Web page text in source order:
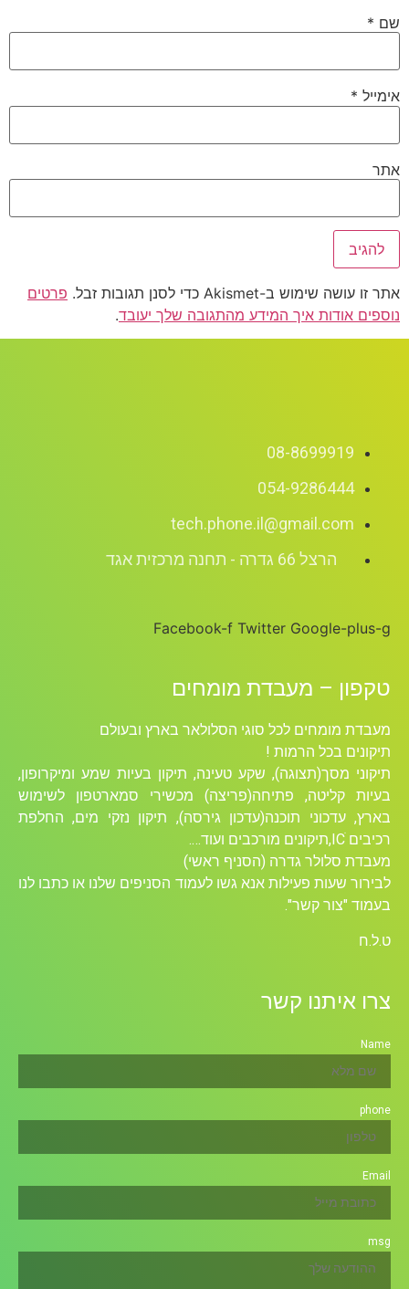
שם *
אימייל *
אתר
אתר זו עושה שימוש ב-Akismet כדי לסנן תגובות זבל.
פרטים
נוספים אודות איך המידע מהתגובה שלך יעובד.
08-8699919
054-9286444
tech.phone.il@gmail.com
הרצל 66 גדרה - תחנה מרכזית אגד
Facebook-f Twitter Google-plus-g
טקפון – מעבדת מומחים
מעבדת מומחים לכל סוגי הסלולאר בארץ ובעולם
תיקונים בכל הרמות !
תיקוני מסך(תצוגה), שקע טעינה, תיקון בעיות שמע ומיקרופון,
בעיות קליטה, פתיחה(פריצה) מכשירי סמארטפון לשימוש
בארץ, עדכוני תוכנה(עדכון גירסה), תיקון נזקי מים, החלפת
רכיבים ICׁ,תיקונים מורכבים ועוד….
מעבדת סלולר גדרה (הסניף ראשי)
לבירור שעות פעילות אנא גשו לעמוד הסניפים שלנו או כתבו לנו
בעמוד "צור קשר".
ט.ל.ח
צרו איתנו קשר
Name
phone
Email
msg